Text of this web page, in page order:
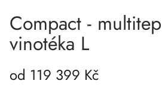
Compact -
vinotéka L
od 119 399 Kč